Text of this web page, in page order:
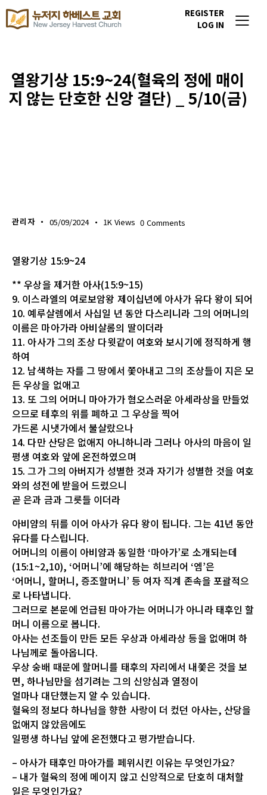
REGISTER
LOG IN
열왕기상 15:9~24(혈육의 정에 매이
지 않는 단호한 신앙 결단) _ 5/10(금)
관리자 05/09/2024 1K Views 0 Comments
열왕기상 15:9~24
** 우상을 제거한 아사(15:9~15)
9. 이스라엘의 여로보암왕 제이십년에 아사가 유다 왕이 되어
10. 예루살렘에서 사십일 년 동안 다스리니라 그의 어머니의
이름은 마아가라 아비살롬의 딸이더라
11. 아사가 그의 조상 다윗같이 여호와 보시기에 정직하게 행
하여
12. 남색하는 자를 그 땅에서 쫓아내고 그의 조상들이 지은 모
든 우상을 없애고
13. 또 그의 어머니 마아가가 혐오스러운 아세라상을 만들었
으므로 테후의 위를 폐하고 그 우상을 찍어
가드론 시냇가에서 불살랐으나
14. 다만 산당은 없애지 아니하니라 그러나 아사의 마음이 일
평생 여호와 앞에 온전하였으며
15. 그가 그의 아버지가 성별한 것과 자기가 성별한 것을 여호
와의 성전에 받을어 드렸으니
곧 은과 금과 그릇들 이더라
아비얌의 뒤를 이어 아사가 유다 왕이 됩니다. 그는 41년 동안
유다를 다스립니다.
어머니의 이름이 아비얌과 동일한 ‘마아가’로 소개되는데
(15:1~2,10), ‘어머니’에 해당하는 히브리어 ‘엠’은
‘어머니, 할머니, 증조할머니’ 등 여자 직계 존속을 포괄적으
로 나타냅니다.
그러므로 본문에 언급된 마아가는 어머니가 아니라 태후인 할
머니 이름으로 봅니다.
아사는 선조들이 만든 모든 우상과 아세라상 등을 없애며 하
나님께로 돌아옵니다.
우상 숭배 때문에 할머니를 태후의 자리에서 내쫓은 것을 보
면, 하나님만을 섬기려는 그의 신앙심과 열정이
얼마나 대단했는지 알 수 있습니다.
혈육의 정보다 하나님을 향한 사랑이 더 컸던 아사는, 산당을
없애지 않았음에도
일평생 하나님 앞에 온전했다고 평가받습니다.
– 아사가 태후인 마아가를 페위시킨 이유는 무엇인가요?
– 내가 혈육의 정에 메이지 않고 신앙적으로 단호히 대처할
일은 무엇인가요?